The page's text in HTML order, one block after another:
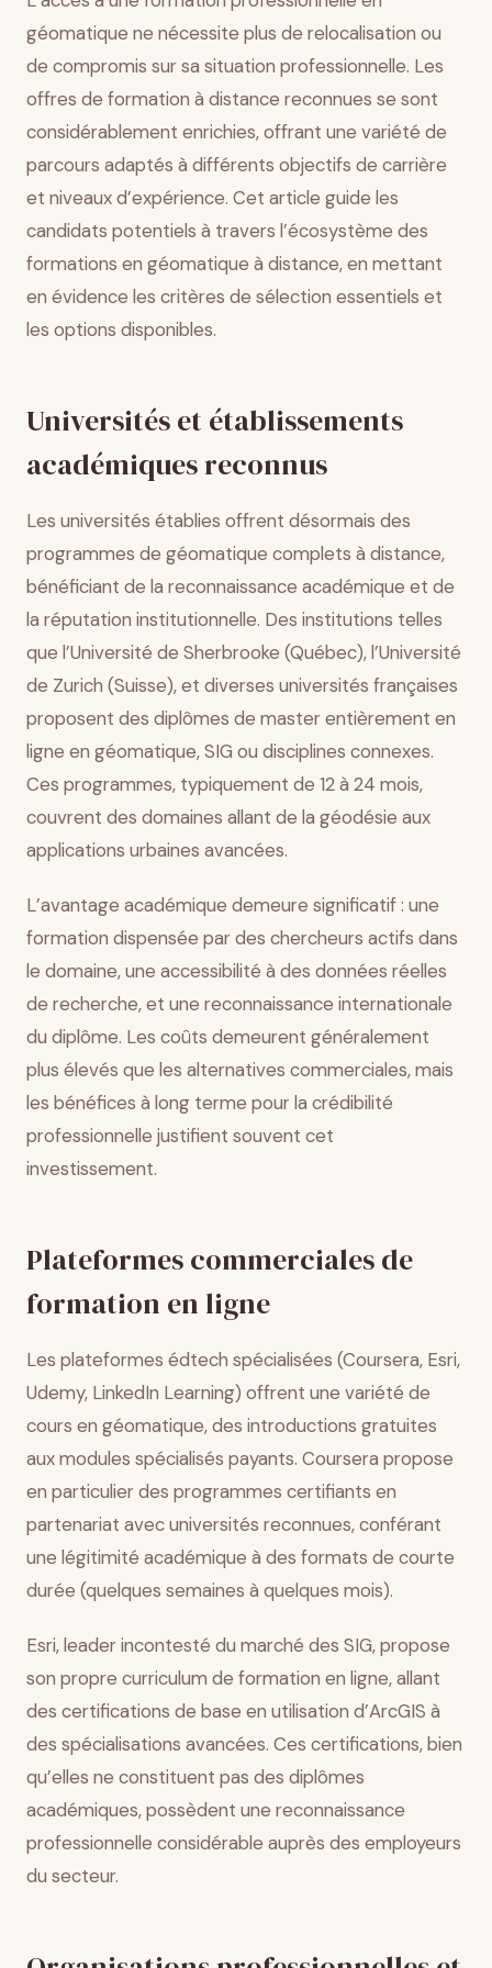
Tendances émergentes en formation géomatique
Conclusion
géomatique ne nécessite plus de relocalisation ou
de compromis sur sa situation professionnelle. Les
offres de formation à distance reconnues se sont
considérablement enrichies, offrant une variété de
parcours adaptés à différents objectifs de carrière
et niveaux d’expérience. Cet article guide les
candidats potentiels à travers l’écosystème des
formations en géomatique à distance, en mettant
en évidence les critères de sélection essentiels et
les options disponibles.
Universités et établissements
académiques reconnus
Les universités établies offrent désormais des
programmes de géomatique complets à distance,
bénéficiant de la reconnaissance académique et de
la réputation institutionnelle. Des institutions telles
que l’Université de Sherbrooke (Québec), l’Université
de Zurich (Suisse), et diverses universités françaises
proposent des diplômes de master entièrement en
ligne en géomatique, SIG ou disciplines connexes.
Ces programmes, typiquement de 12 à 24 mois,
couvrent des domaines allant de la géodésie aux
applications urbaines avancées.
L’avantage académique demeure significatif : une
formation dispensée par des chercheurs actifs dans
le domaine, une accessibilité à des données réelles
de recherche, et une reconnaissance internationale
du diplôme. Les coûts demeurent généralement
plus élevés que les alternatives commerciales, mais
les bénéfices à long terme pour la crédibilité
professionnelle justifient souvent cet
investissement.
Plateformes commerciales de
formation en ligne
Les plateformes édtech spécialisées (Coursera, Esri,
Udemy, LinkedIn Learning) offrent une variété de
cours en géomatique, des introductions gratuites
aux modules spécialisés payants. Coursera propose
en particulier des programmes certifiants en
partenariat avec universités reconnues, conférant
une légitimité académique à des formats de courte
durée (quelques semaines à quelques mois).
Esri, leader incontesté du marché des SIG, propose
son propre curriculum de formation en ligne, allant
des certifications de base en utilisation d’ArcGIS à
des spécialisations avancées. Ces certifications, bien
qu’elles ne constituent pas des diplômes
académiques, possèdent une reconnaissance
professionnelle considérable auprès des employeurs
du secteur.